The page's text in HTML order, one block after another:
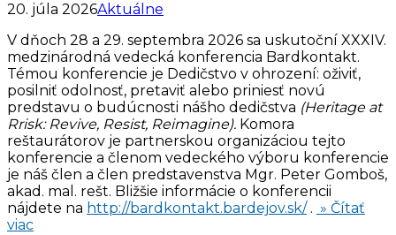
20. júla 2026Aktuálne
V dňoch 28 a 29. septembra 2026 sa uskutoční XXXIV.
medzinárodná vedecká konferencia Bardkontakt.
Témou konferencie je Dedičstvo v ohrození: oživiť,
posilniť odolnosť, pretaviť alebo priniesť novú
predstavu o budúcnosti nášho dedičstva (Heritage at
Rrisk: Revive, Resist, Reimagine). Komora
reštaurátorov je partnerskou organizáciou tejto
konferencie a členom vedeckého výboru konferencie
je náš člen a člen predstavenstva Mgr. Peter Gomboš,
akad. mal. rešt. Bližšie informácie o konferencii
nájdete na http://bardkontakt.bardejov.sk/. » Čítať
viac